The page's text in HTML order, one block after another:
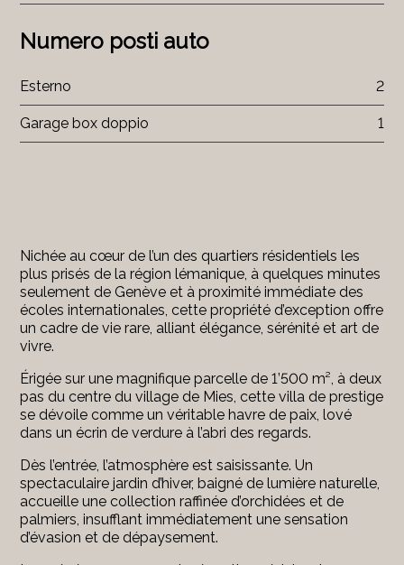
Nichée au cœur de l’un des quartiers résidentiels les
plus prisés de la région lémanique, à quelques minutes
seulement de Genève et à proximité immédiate des
écoles internationales, cette propriété d’exception offre
un cadre de vie rare, alliant élégance, sérénité et art de
vivre.
Érigée sur une magnifique parcelle de 1’500 m², à deux
pas du centre du village de Mies , cette villa de prestige
se dévoile comme un véritable havre de paix, lové
dans un écrin de verdure à l’abri des regards.
Dès l’entrée, l’atmosphère est saisissante. Un
spectaculaire jardin d’hiver, baigné de lumière naturelle,
accueille une collection raffinée d’orchidées et de
palmiers, insufflant immédiatement une sensation
d’évasion et de dépaysement.
Numero posti auto
Esterno 2
Garage box doppio 1